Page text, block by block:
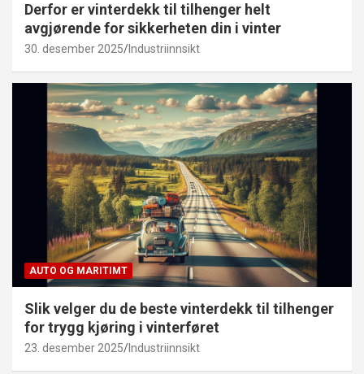
Derfor er vinterdekk til tilhenger helt
avgjørende for sikkerheten din i vinter
30. desember 2025 Industriinnsikt
AUTO OG MARITIMT
Slik velger du de beste vinterdekk til tilhenger
for trygg kjøring i vinterføret
23. desember 2025 Industriinnsikt